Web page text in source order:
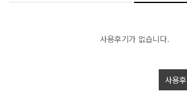
사용후기가 없습니다.
사용